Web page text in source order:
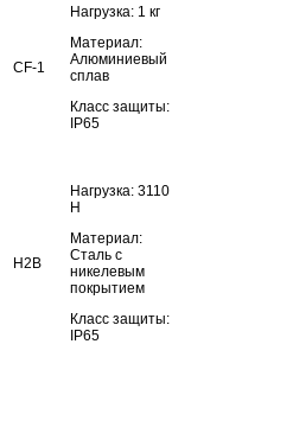
CF-1
Нагрузка: 1 кг
Материал:
Алюминиевый
сплав
Класс защиты:
IP65
H2B
Нагрузка: 3110
H
Материал:
Сталь с
никелевым
покрытием
Класс защиты:
IP65